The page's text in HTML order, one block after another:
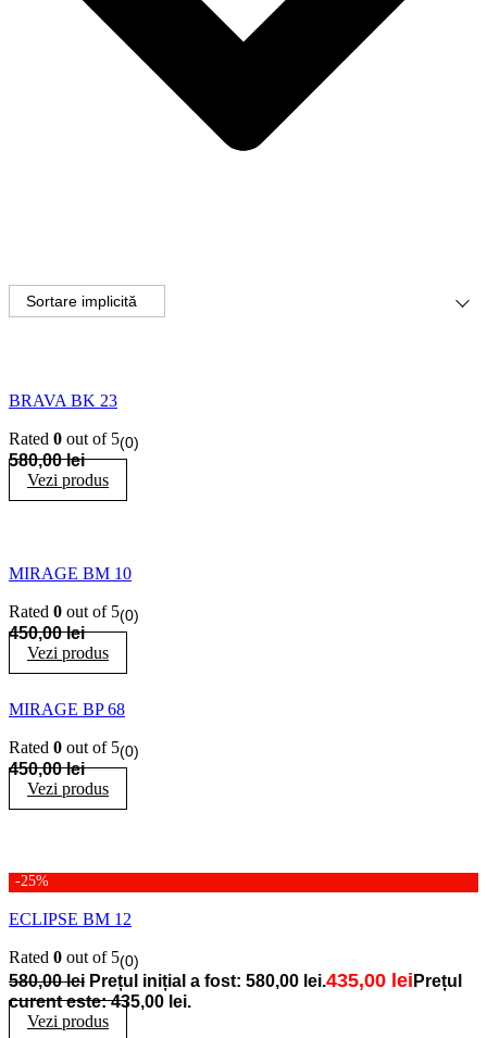
BRAVA BK 23
Rated 0 out of 5(0)
580,00lei
Vezi produs
MIRAGE BM 10
Rated 0 out of 5(0)
450,00lei
Vezi produs
MIRAGE BP 68
Rated 0 out of 5(0)
450,00lei
Vezi produs
-25%
ECLIPSE BM 12
Rated 0 out of 5(0)
580,00lei Prețul inițial a fost: 580,00 lei.435,00 lei Prețul
curent este: 435,00 lei.
Vezi produs